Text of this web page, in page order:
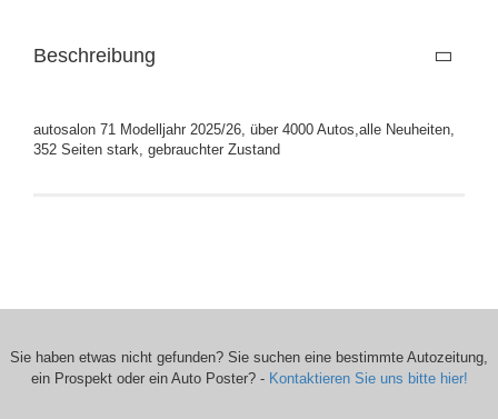
Beschreibung
autosalon 71 Modelljahr 2025/26, über 4000 Autos,alle Neuheiten,
352 Seiten stark, gebrauchter Zustand
Sie haben etwas nicht gefunden? Sie suchen eine bestimmte Autozeitung,
ein Prospekt oder ein Auto Poster? - Kontaktieren Sie uns bitte hier!